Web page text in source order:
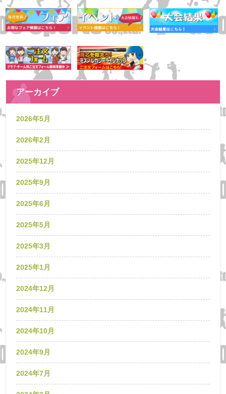
アーカイブ
2026年5月
2026年2月
2025年12月
2025年9月
2025年6月
2025年5月
2025年3月
2025年1月
2024年12月
2024年11月
2024年10月
2024年9月
2024年7月